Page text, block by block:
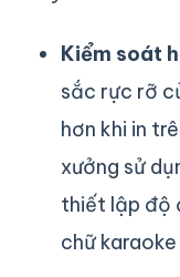
Kiểm soát
sắc rực rỡ
hơn khi in
xưởng sử
thiết lập độ
chữ